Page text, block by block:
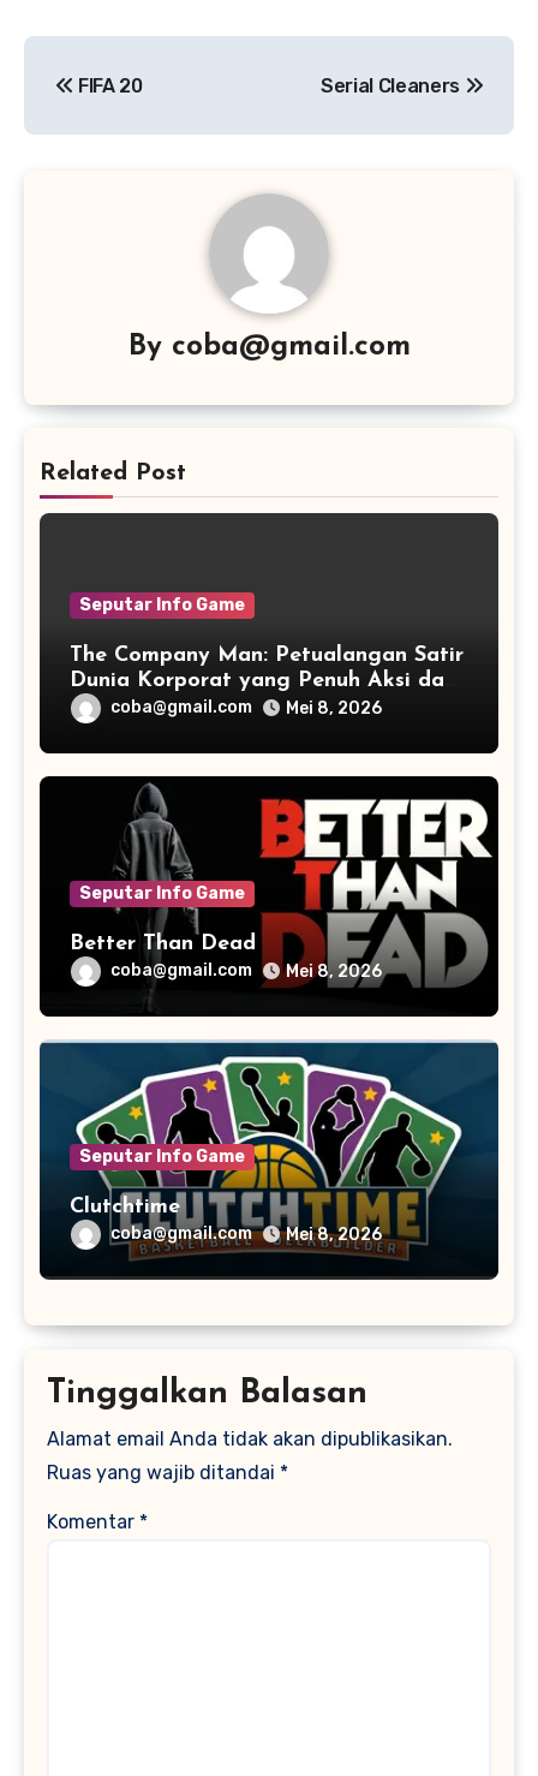
FIFA 20 Serial Cleaners
By coba@gmail.com
Related Post
Seputar Info Game
The Company Man: Petualangan Satir
Dunia Korporat yang Penuh Aksi dan
Humorcoba@gmail.com Mei 8, 2026
Seputar Info Game
Better Than Dead
coba@gmail.com Mei 8, 2026
Seputar Info Game
Clutchtime
coba@gmail.com Mei 8, 2026
Tinggalkan Balasan
Alamat email Anda tidak akan dipublikasikan.
Ruas yang wajib ditandai *
Komentar *